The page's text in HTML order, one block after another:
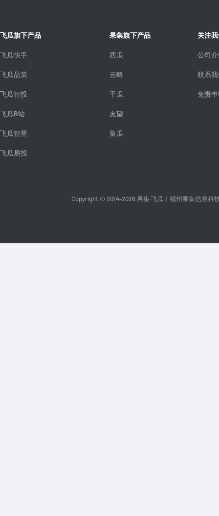
飞瓜旗下产品
飞瓜快手
飞瓜品策
飞瓜智投
飞瓜B站
飞瓜智星
飞瓜易投
果集旗下产品
西瓜
云略
千瓜
友望
集瓜
关注
公司
联系
免责
Copyright © 2014-2026 果集·飞瓜 福州果集信息科